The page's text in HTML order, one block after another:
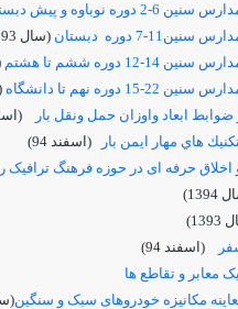
نوباوه و پیش دبستان
7 دوره دبستان
(سال 1393)
12 دوره ششم تا هشتم
دوره نهم تا دانشگاه
ابعاد واوزان حمل ونقل بار
هاي مهار ايمن بار
(اسفند 94)
حرفه ای در حوزه فرهنگ ترافیک
(اسفند 94)
معابر و تقاطع ها
مکانیزه خودروهای سبک و سنگین